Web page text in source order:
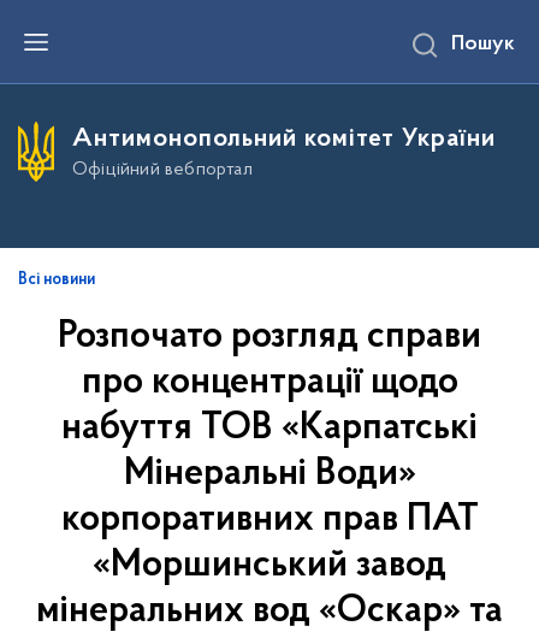
е
и
д
в
Пошук
Антимонопольний комітет України
Офіційний вебпортал
Всі новини
Розпочато розгляд справи
про концентрації щодо
набуття ТОВ «Карпатські
Мінеральні Води»
корпоративних прав ПАТ
«Моршинський завод
мінеральних вод «Оскар» та